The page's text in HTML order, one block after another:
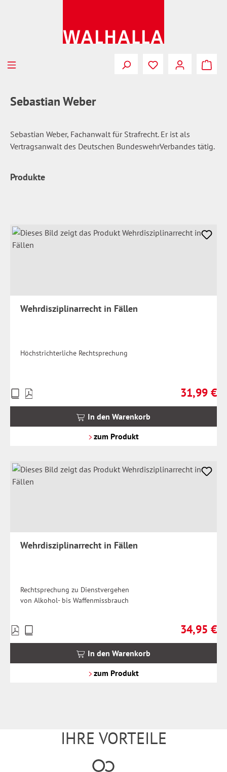
Du hast 0
Sebastian Weber
Sebastian Weber, Fachanwalt für Strafrecht. Er ist als
Vertragsanwalt des Deutschen BundeswehrVerbandes tätig.
Produkte
Wehrdisziplinarrecht in Fällen
Höchstrichterliche Rechtsprechung
Regulärer
31,99 €
Preise
inkl.
In den Warenkorb
zum Produkt
Wehrdisziplinarrecht in Fällen
Rechtsprechung zu Dienstvergehen
von Alkohol- bis Waffenmissbrauch
Regulärer
34,95 €
Preise
inkl.
In den Warenkorb
zum Produkt
IHRE VORTEILE